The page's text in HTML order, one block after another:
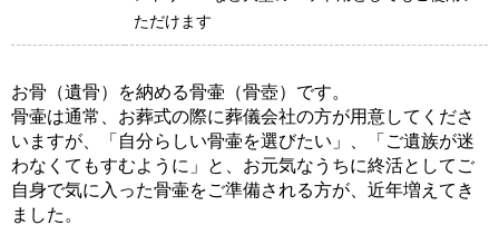
ただけます
お骨（遺骨）を納める骨壷（骨壺）です。
骨壷は通常、お葬式の際に葬儀会社の方が用意してくださ
いますが、「自分らしい骨壷を選びたい」、「ご遺族が迷
わなくてもすむように」と、お元気なうちに終活としてご
自身で気に入った骨壷をご準備される方が、近年増えてき
ました。